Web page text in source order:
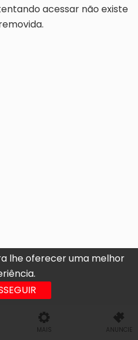
lhe oferecer uma melhor
acessar não existe
MAIS ANUNCIE